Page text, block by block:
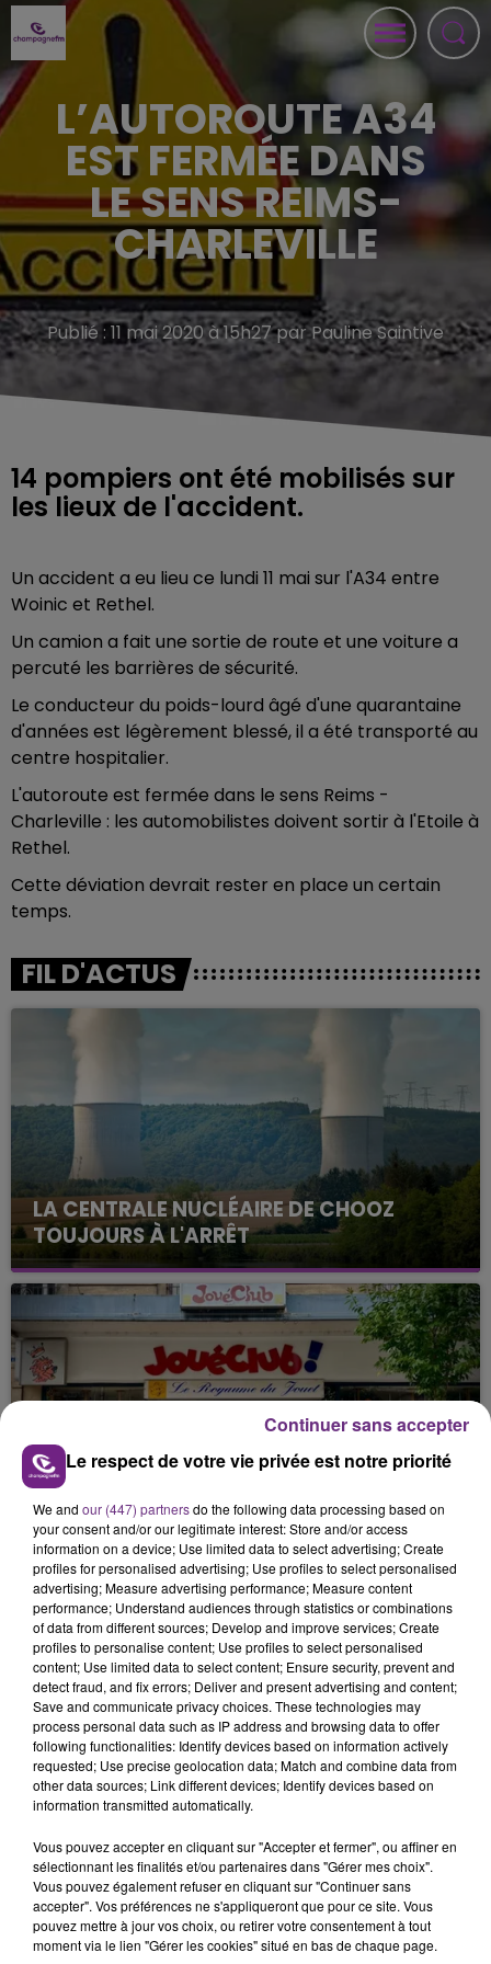
L’AUTOROUTE A34
EST FERMÉE DANS
LE SENS REIMS-
CHARLEVILLE
Publié : 11 mai 2020 à 15h27 par Pauline Saintive
14 pompiers ont été mobilisés sur
les lieux de l'accident.
Un accident a eu lieu ce lundi 11 mai sur l'A34 entre
Woinic et Rethel.
Un camion a fait une sortie de route et une voiture a
percuté les barrières de sécurité.
Le conducteur du poids-lourd âgé d'une quarantaine
d'années est légèrement blessé, il a été transporté au
centre hospitalier.
L'autoroute est fermée dans le sens Reims -
Charleville : les automobilistes doivent sortir à l'Etoile à
Rethel.
Cette déviation devrait rester en place un certain
temps.
FIL D'ACTUS
LA CENTRALE NUCLÉAIRE DE CHOOZ
TOUJOURS À L'ARRÊT
Cela fait déjà une semaine que la centrale
nucléaire ardennaise est à l'arrêt. Une situation
justifiée par la sécheresse intense qui est toujours
présente.
LE MAGASIN JOUÉCLUB DE REIMS FERME
SES PORTES
C'était l'une des institutions du centre-ville
rémois. Le magasin JouéClub est contraint de
fermer ses portes.
TITRES DIFFUSÉS
11h43
11h43
TAME IMPALA & JENNIE
Dracula
11h40
11h40
SANTA
Recommence-Moi
Le respect de votre vie privée est notre priorité
We and our (447) partnersdo the following data processing based on
your consent and/or our legitimate interest: Store and/or access
information on a device; Use limited data to select advertising; Create
profiles for personalised advertising; Use profiles to select personalised
advertising; Measure advertising performance; Measure content
performance; Understand audiences through statistics or combinations
of data from different sources; Develop and improve services; Create
profiles to personalise content; Use profiles to select personalised
content; Use limited data to select content; Ensure security, prevent and
detect fraud, and fix errors; Deliver and present advertising and content;
Save and communicate privacy choices. These technologies may
process personal data such as IP address and browsing data to offer
following functionalities: Identify devices based on information actively
requested; Use precise geolocation data; Match and combine data from
other data sources; Link different devices; Identify devices based on
information transmitted automatically.
Vous pouvez accepter en cliquant sur "Accepter et fermer", ou affiner en
sélectionnant les finalités et/ou partenaires dans "Gérer mes choix".
Vous pouvez également refuser en cliquant sur "Continuer sans
accepter". Vos préférences ne s'appliqueront que pour ce site. Vous
pouvez mettre à jour vos choix, ou retirer votre consentement à tout
moment via le lien "Gérer les cookies" situé en bas de chaque page.
Continuer sans accepter